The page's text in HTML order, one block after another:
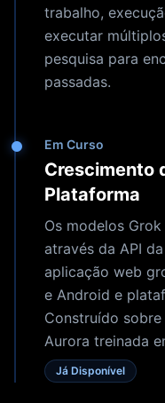
trabalho,
executar
pesquisa para
passadas.
Em Curso
Crescimento
Plataforma
Os modelos
através da API
aplicação web
e Android e
Construído
Aurora treinada
Já Disponível